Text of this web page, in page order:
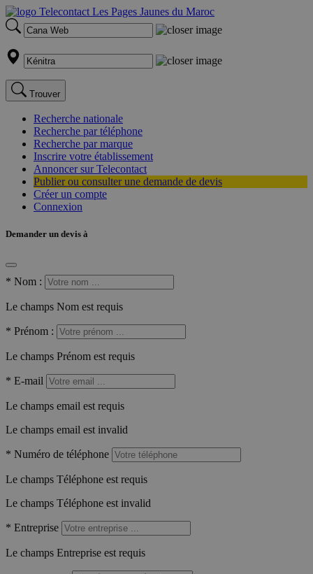
Trouver
Recherche nationale
Recherche par téléphone
Recherche par marque
Inscrire votre établissement
Annoncer sur Telecontact
Publier ou consulter une demande de devis
Créer un compte
Connexion
Demander un devis à
* Nom :
Le champs Nom est requis
* Prénom :
Le champs Prénom est requis
* E-mail
Le champs email est requis
Le champs email est invalid
* Numéro de téléphone
Le champs Téléphone est requis
Le champs Téléphone est invalid
* Entreprise
Le champs Entreprise est requis